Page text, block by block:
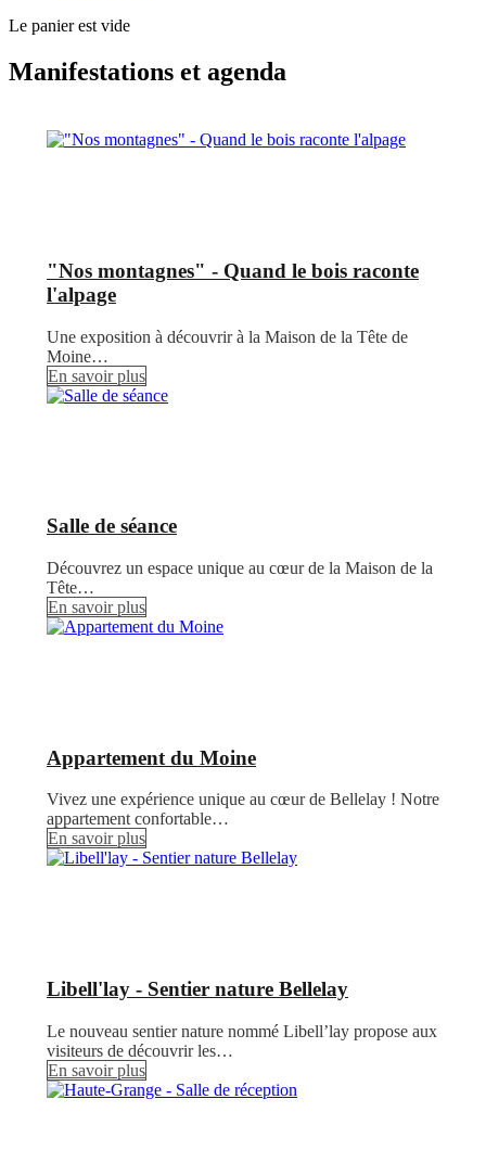
Le panier est vide
Manifestations et agenda
"Nos montagnes" - Quand le bois raconte
l'alpage
Une exposition à découvrir à la Maison de la Tête de
Moine…
En savoir plus
Salle de séance
Découvrez un espace unique au cœur de la Maison de la
Tête…
En savoir plus
Appartement du Moine
Vivez une expérience unique au cœur de Bellelay ! Notre
appartement confortable…
En savoir plus
Libell'lay - Sentier nature Bellelay
Le nouveau sentier nature nommé Libell’lay propose aux
visiteurs de découvrir les…
En savoir plus